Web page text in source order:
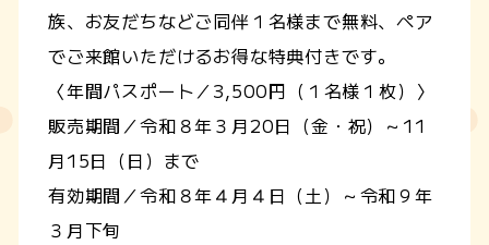
族、お友だちなどご同伴１名様まで無料、ペア
でご来館いただけるお得な特典付きです。
〈年間パスポート／3,500円（１名様１枚）〉
販売期間／令和８年３月20日（金・祝）～11
月15日（日）まで
有効期間／令和８年４月４日（土）～令和９年
３月下旬